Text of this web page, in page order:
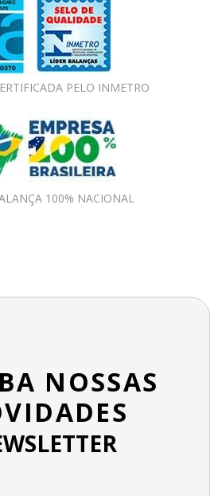
PELO INMETRO
100% NACIONAL
NOSSAS